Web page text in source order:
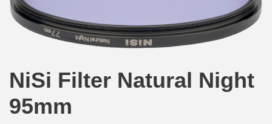
NiSi Filter Natural Night
95mm